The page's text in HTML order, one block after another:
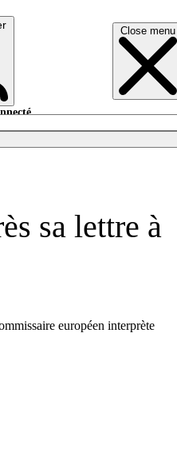
Close menu
sa lettre à
européen interprète